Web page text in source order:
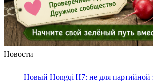
Новости
Новый Hongqi H7: не для партийной